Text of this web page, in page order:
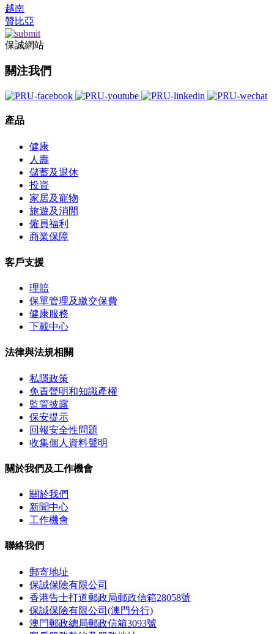
越南
贊比亞
保誠網站
關注我們
產品
健康
人壽
儲蓄及退休
投資
家居及寵物
旅遊及消閒
僱員福利
商業保障
客戶支援
理賠
保單管理及繳交保費
健康服務
下載中心
法律與法規相關
私隱政策
免責聲明和知識產權
監管披露
保安提示
回報安全性問題
收集個人資料聲明
關於我們及工作機會
關於我們
新聞中心
工作機會
聯絡我們
郵寄地址
保誠保險有限公司
香港告士打道郵政局郵政信箱28058號
保誠保險有限公司(澳門分行)
澳門郵政總局郵政信箱3093號